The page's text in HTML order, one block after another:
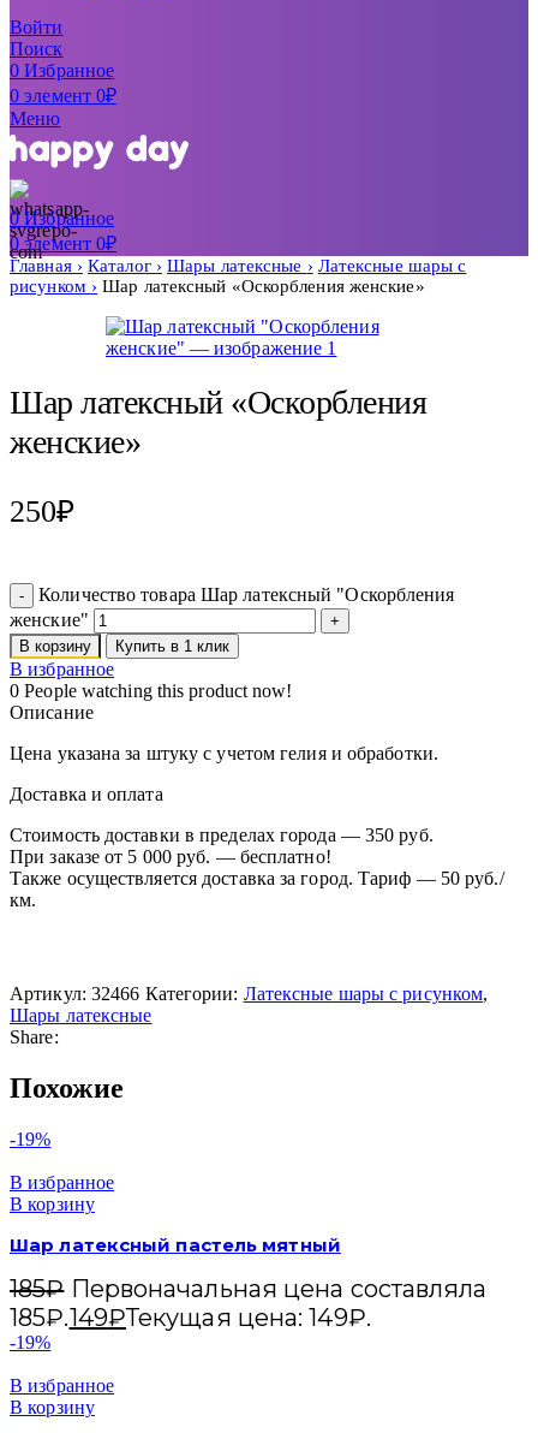
Войти
Поиск
0Избранное
0элемент 0₽
Меню
0Избранное
0элемент 0₽
Главная Каталог Шары латексные
Латексные шары с
рисунком
Шар латексный «Оскорбления женские»
Шар латексный «Оскорбления
женские»
250₽
Количество товара Шар латексный "Оскорбления
женские"
В корзину Купить в 1 клик
В избранное
0 People watching this product now!
Описание
Цена указана за штуку с учетом гелия и обработки.
Доставка и оплата
Стоимость доставки в пределах города — 350 руб.
При заказе от 5 000 руб. — бесплатно!
Также осуществляется доставка за город. Тариф — 50 руб./
км.
Артикул: 32466 Категории: Латексные шары с рисунком,
Шары латексные
Share:
Похожие
-19%
В избранное
В корзину
Шар латексный пастель мятный
185₽ Первоначальная цена составляла
185₽.149₽Текущая цена: 149₽.
-19%
В избранное
В корзину